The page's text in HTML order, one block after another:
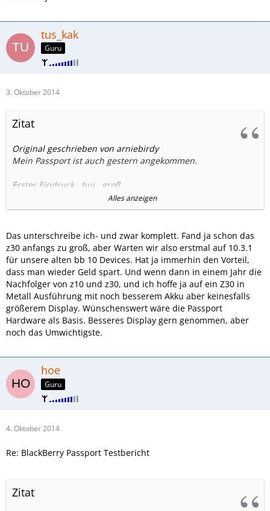
tus_kak
Guru
3. Oktober 2014
Zitat
Original geschrieben von arniebirdy
Mein Passport ist auch gestern angekommen.
Erster Eindruck...hui...groß ...
Aber ich habe ihm trotzdem eine Chance gegeben.
folgendes Fazit:
Tolles Gerät
Super Verarbeitung
Tolles Display
Tolle Geschwindigkeit (kein Ruckeln)
Tolle Tastatur
Aaaaaber
Irgendwie passt das alles nicht zusammen
Die Tatstatur muss dauernd über on-Screen Keyboard
ergänzt werden.
Der "Punkt" und das "Komma" sind dann oberhalb der
Der Mix aus Hard und Softkeys bringt für mich vom "Gefühl"
Das wirklich geniale "nach oben schnippen" bei einem
richtig klasse. Auf dem Passport finde ich es störend, über
die Tasten zu wischen.
Alles anzeigen
Das unterschreibe ich- und zwar komplett. Fand ja schon das
z30 anfangs zu groß, aber Warten wir also erstmal auf 10.3.1
für unsere alten bb 10 Devices. Hat ja immerhin den Vorteil,
dass man wieder Geld spart. Und wenn dann in einem Jahr die
Nachfolger von z10 und z30, und ich hoffe ja auf ein Z30 in
Metall Ausführung mit noch besserem Akku aber keinesfalls
größerem Display. Wünschenswert wäre die Passport
Hardware als Basis. Besseres Display gern genommen, aber
noch das Umwichtigste.
hoe
Guru
4. Oktober 2014
Re: BlackBerry Passport Testbericht
Zitat